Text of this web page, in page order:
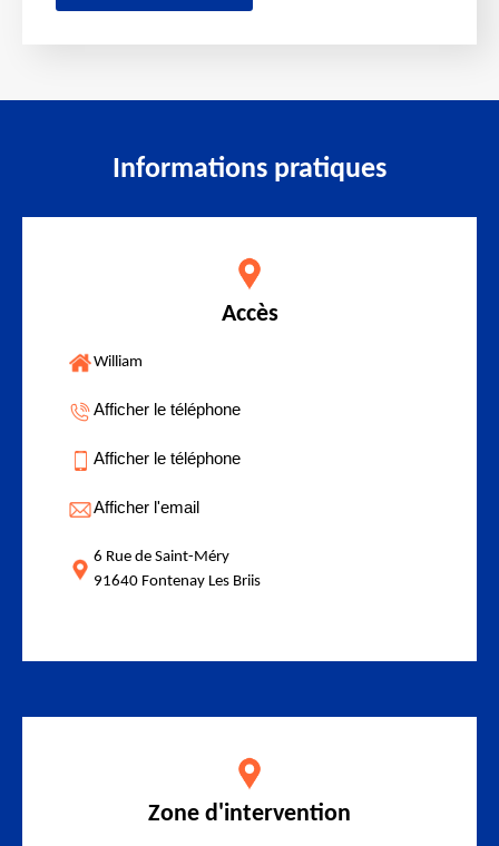
Informations pratiques
Accès
William
Afficher le téléphone
Afficher le téléphone
Afficher l'email
6 Rue de Saint-Méry
91640 Fontenay Les Briis
Zone d'intervention